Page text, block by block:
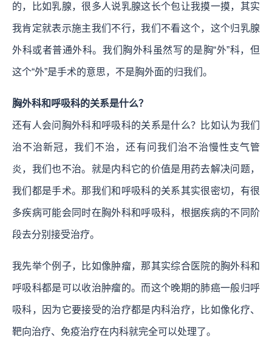
的，比如乳腺，很多人说乳腺这长个包让我摸一摸，其实
我肯定就表示施主我们不行，我们不看这个，这个归乳腺
外科或者普通外科。我们胸外科虽然写的是胸“外”科，但
这个“外”是手术的意思，不是胸外面的归我们。
胸外科和呼吸科的关系是什么？
还有人会问胸外科和呼吸科的关系是什么？比如认为我们
治不治新冠，我们不治，还有问我们治不治慢性支气管
炎，我们也不治。就是内科它的价值是用药去解决问题，
我们都是手术。那我们和呼吸科的关系其实很密切，有很
多疾病可能会同时在胸外科和呼吸科，根据疾病的不同阶
段去分别接受治疗。
我先举个例子，比如像肿瘤，那其实综合医院的胸外科和
呼吸科都是可以收治肿瘤的。而这个晚期的肺癌一般归呼
吸科，因为它要接受的治疗都是内科治疗，比如像化疗、
靶向治疗、免疫治疗在内科就完全可以处理了。